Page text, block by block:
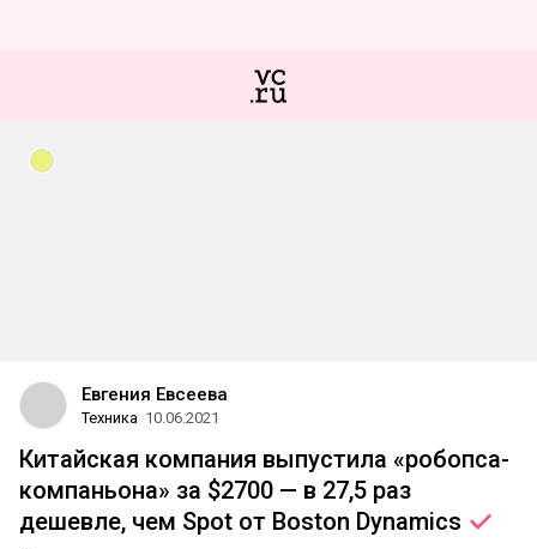
Евгения Евсеева
Техника 10.06.2021
Китайская компания выпустила «робопса-
компаньона» за $2700 — в 27,5 раз
дешевле, чем Spot от Boston Dynamics